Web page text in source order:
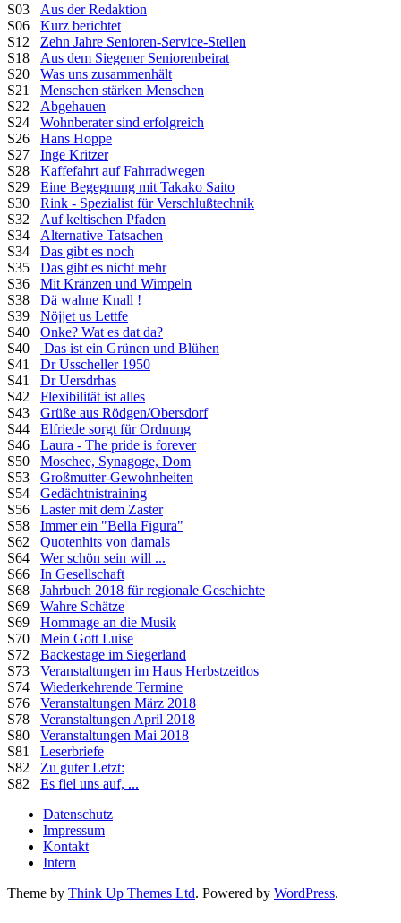
S03 Aus der Redaktion
S06 Kurz berichtet
S12 Zehn Jahre Senioren-Service-Stellen
S18 Aus dem Siegener Seniorenbeirat
S20 Was uns zusammenhält
S21 Menschen stärken Menschen
S22 Abgehauen
S24 Wohnberater sind erfolgreich
S26 Hans Hoppe
S27 Inge Kritzer
S28 Kaffefahrt auf Fahrradwegen
S29 Eine Begegnung mit Takako Saito
S30 Rink - Spezialist für Verschlußtechnik
S32 Auf keltischen Pfaden
S34 Alternative Tatsachen
S34 Das gibt es noch
S35 Das gibt es nicht mehr
S36 Mit Kränzen und Wimpeln
S38 Dä wahne Knall !
S39 Nöjjet us Lettfe
S40 Onke? Wat es dat da?
S40
Das ist ein Grünen und Blühen
S41 Dr Usscheller 1950
S41 Dr Uersdrhas
S42 Flexibilität ist alles
S43 Grüße aus Rödgen/Obersdorf
S44 Elfriede sorgt für Ordnung
S46 Laura - The pride is forever
S50 Moschee, Synagoge, Dom
S53 Großmutter-Gewohnheiten
S54 Gedächtnistraining
S56 Laster mit dem Zaster
S58 Immer ein "Bella Figura"
S62 Quotenhits von damals
S64 Wer schön sein will ...
S66 In Gesellschaft
S68 Jahrbuch 2018 für regionale Geschichte
S69 Wahre Schätze
S69 Hommage an die Musik
S70 Mein Gott Luise
S72 Backestage im Siegerland
S73 Veranstaltungen im Haus Herbstzeitlos
S74 Wiederkehrende Termine
S76 Veranstaltungen März 2018
S78 Veranstaltungen April 2018
S80 Veranstaltungen Mai 2018
S81 Leserbriefe
S82 Zu guter Letzt:
S82 Es fiel uns auf, ...
Datenschutz
Impressum
Kontakt
Intern
Theme by Think Up Themes Ltd. Powered by WordPress.